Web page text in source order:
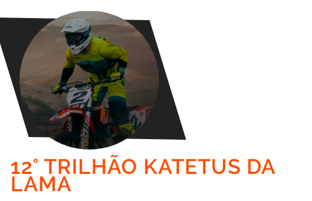
12° TRILHÃO KATETUS DA
LAMA